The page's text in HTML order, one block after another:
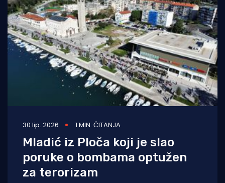
30 lip. 2026 1 MIN. ČITANJA
Mladić iz Ploča koji je slao
poruke o bombama optužen
za terorizam